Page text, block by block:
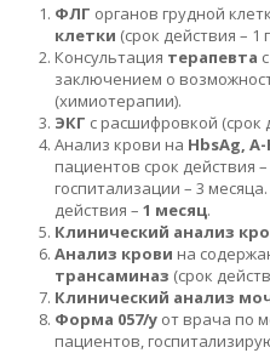
ФЛГ органов грудной
клетки (срок действия – 1
Консультация терапевта
заключением о
(химиотерапии).
ЭКГ с расшифровкой (срок
Анализ крови на HbsAg,
пациентов срок действия
госпитализации – 3 месяца.
действия – 1 месяц.
Клинический анализ
Анализ крови на
трансаминаз (срок
Клинический анализ
Форма 057/у от врача по
пациентов,